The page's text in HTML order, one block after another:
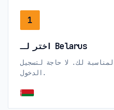
1
اختر لـ Belarus
لك. لا حاجة لتسجيل
الدخول.